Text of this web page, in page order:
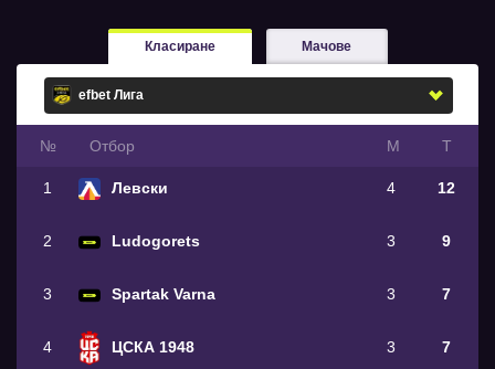
Класиране Мачове
№ Oтбор М Т
1 Левски 4 12
2 Ludogorets 3 9
3 Spartak Varna 3 7
4 ЦСКА 1948 3 7